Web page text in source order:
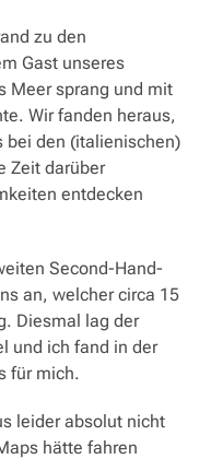
zu den
Gast unseres
Meer sprang und mit
Wir fanden heraus,
bei den (italienischen)
Zeit darüber
entdecken
Second-Hand-
an, welcher circa 15
Diesmal lag der
und ich fand in der
für mich.
leider absolut nicht
hätte fahren